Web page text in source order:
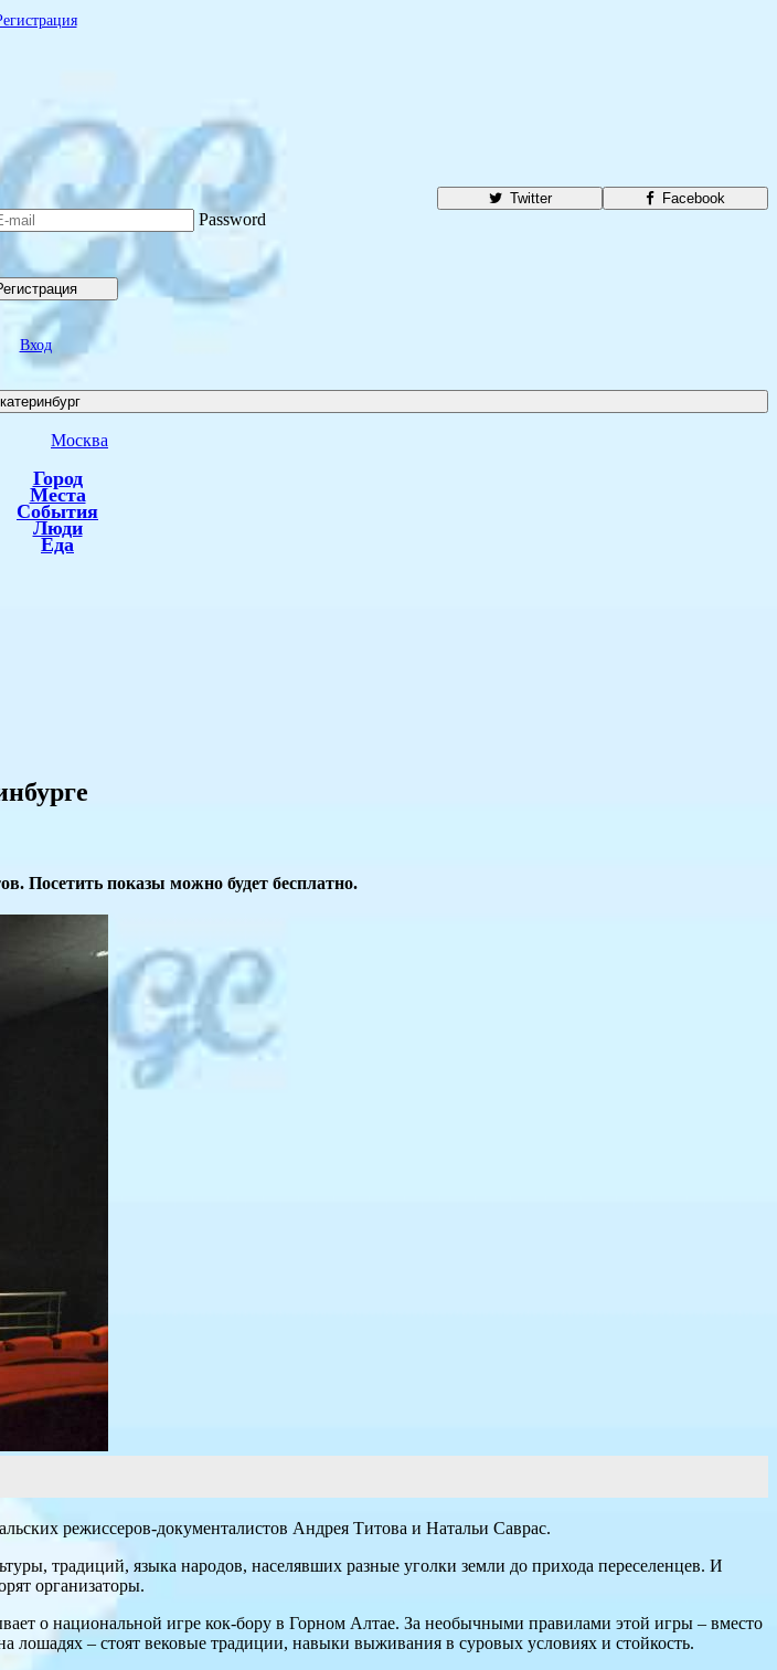
Facebook
Twitter
Password
Вход
Москва
Город
Места
События
Люди
Еда
Посетить показы можно будет бесплатно.
режиссеров-документалистов Андрея Титова и Натальи Саврас.
традиций, языка народов, населявших разные уголки земли до прихода переселенцев. И
организаторы.
о национальной игре кок-бору в Горном Алтае. За необычными правилами этой игры – вместо
лошадях – стоят вековые традиции, навыки выживания в суровых условиях и стойкость.